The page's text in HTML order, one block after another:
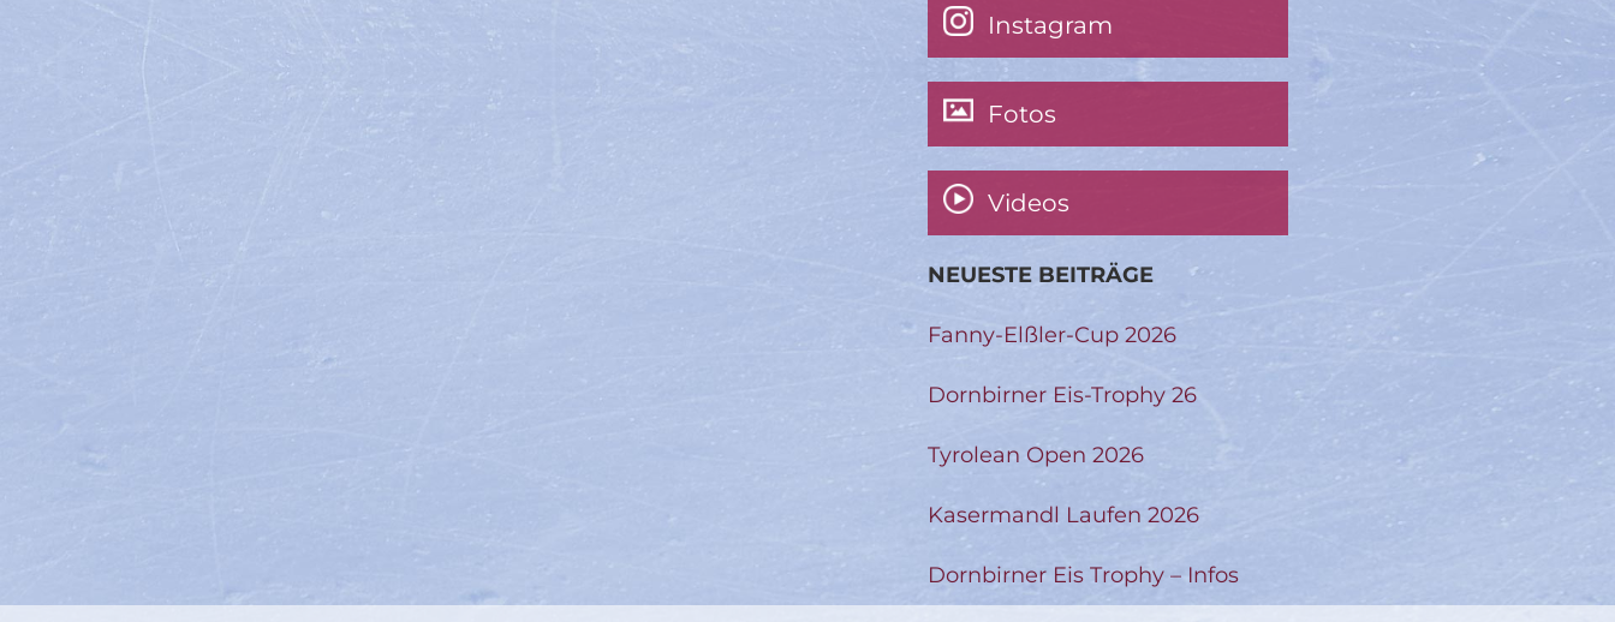
Instagram
Fotos
Videos
NEUESTE BEITRÄGE
Fanny-Elßler-Cup 2026
Dornbirner Eis-Trophy 26
Tyrolean Open 2026
Kasermandl Laufen 2026
Dornbirner Eis Trophy – Infos